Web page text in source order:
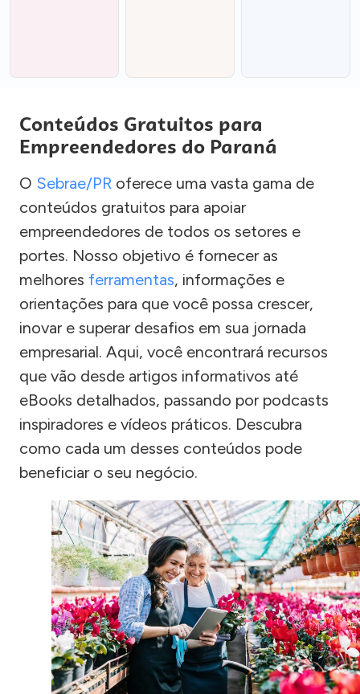
Conteúdos Gratuitos para
Empreendedores do Paraná
O Sebrae/PR oferece uma vasta gama de
conteúdos gratuitos para apoiar
empreendedores de todos os setores e
portes. Nosso objetivo é fornecer as
melhores ferramentas, informações e
orientações para que você possa crescer,
inovar e superar desafios em sua jornada
empresarial. Aqui, você encontrará recursos
que vão desde artigos informativos até
eBooks detalhados, passando por podcasts
inspiradores e vídeos práticos. Descubra
como cada um desses conteúdos pode
beneficiar o seu negócio.